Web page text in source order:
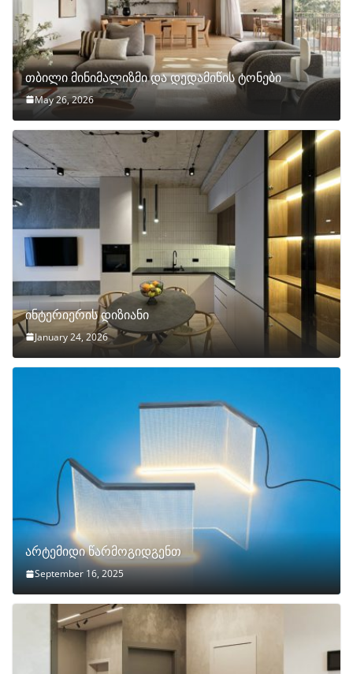
თბილი მინიმალიზმი და დედამიწის ტონები
May 26, 2026
ინტერიერის დიზიანი
January 24, 2026
არტემიდი წარმოგიდგენთ
September 16, 2025